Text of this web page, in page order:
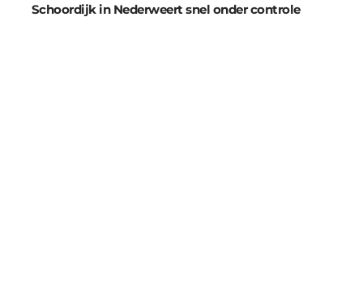
Schoordijk in Nederweert snel onder controle